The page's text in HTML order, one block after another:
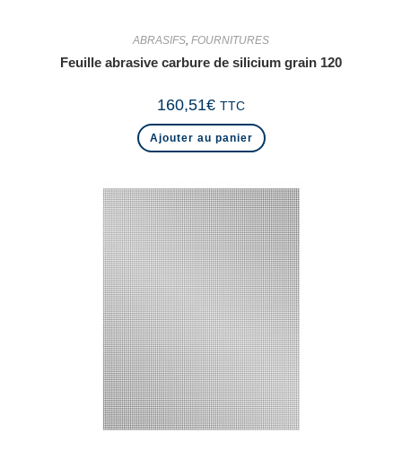
ABRASIFS, FOURNITURES
Feuille abrasive carbure de silicium grain 120
160,51€ TTC
Ajouter au panier